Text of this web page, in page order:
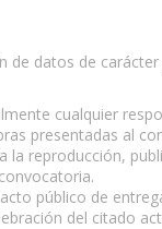
de datos de carácter
cualquier
presentadas al
la reproducción,
público de
del citado